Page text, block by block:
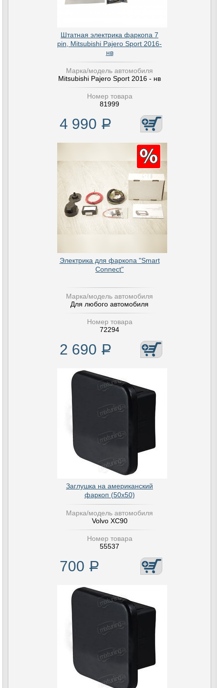
Штатная электрика фаркопа 7
pin, Mitsubishi Pajero Sport 2016-
нв
Марка/модель автомобиля
Mitsubishi Pajero Sport 2016 - нв
Номер товара
81999
4 990 Р
Электрика для фаркопа "Smart
Connect"
Марка/модель автомобиля
Для любого автомобиля
Номер товара
72294
2 690 Р
Заглушка на американский
фаркоп (50х50)
Марка/модель автомобиля
Volvo XC90
Номер товара
55537
700 Р